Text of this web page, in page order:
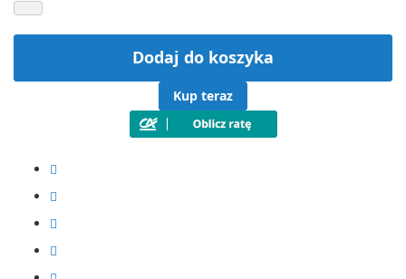
Dodaj do koszyka
Kup teraz